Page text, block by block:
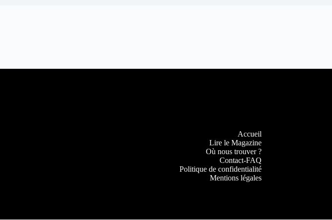
Accueil
Lire le Magazine
Où nous trouver ?
Contact-FAQ
Politique de confidentialité
Mentions légales